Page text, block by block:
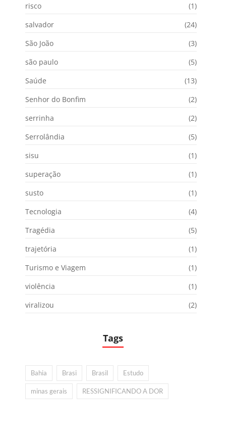
risco
(1)
salvador
(24)
São João
(3)
são paulo
(5)
Saúde
(13)
Senhor do Bonfim
(2)
serrinha
(2)
Serrolândia
(5)
sisu
(1)
superação
(1)
susto
(1)
Tecnologia
(4)
Tragédia
(5)
trajetória
(1)
Turismo e Viagem
(1)
violência
(1)
viralizou
(2)
Tags
Bahia Brasi Brasil Estudo
minas gerais RESSIGNIFICANDO A DOR